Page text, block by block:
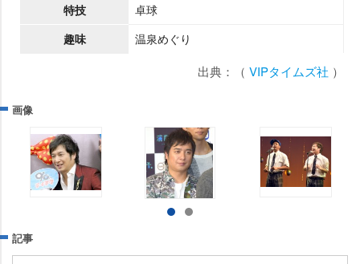
特技
卓球
趣味
温泉めぐり
出典：（ VIPタイムズ社 ）
画像
記事